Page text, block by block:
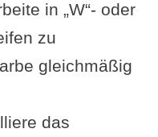
in „W“- oder
zu
gleichmäßig
das